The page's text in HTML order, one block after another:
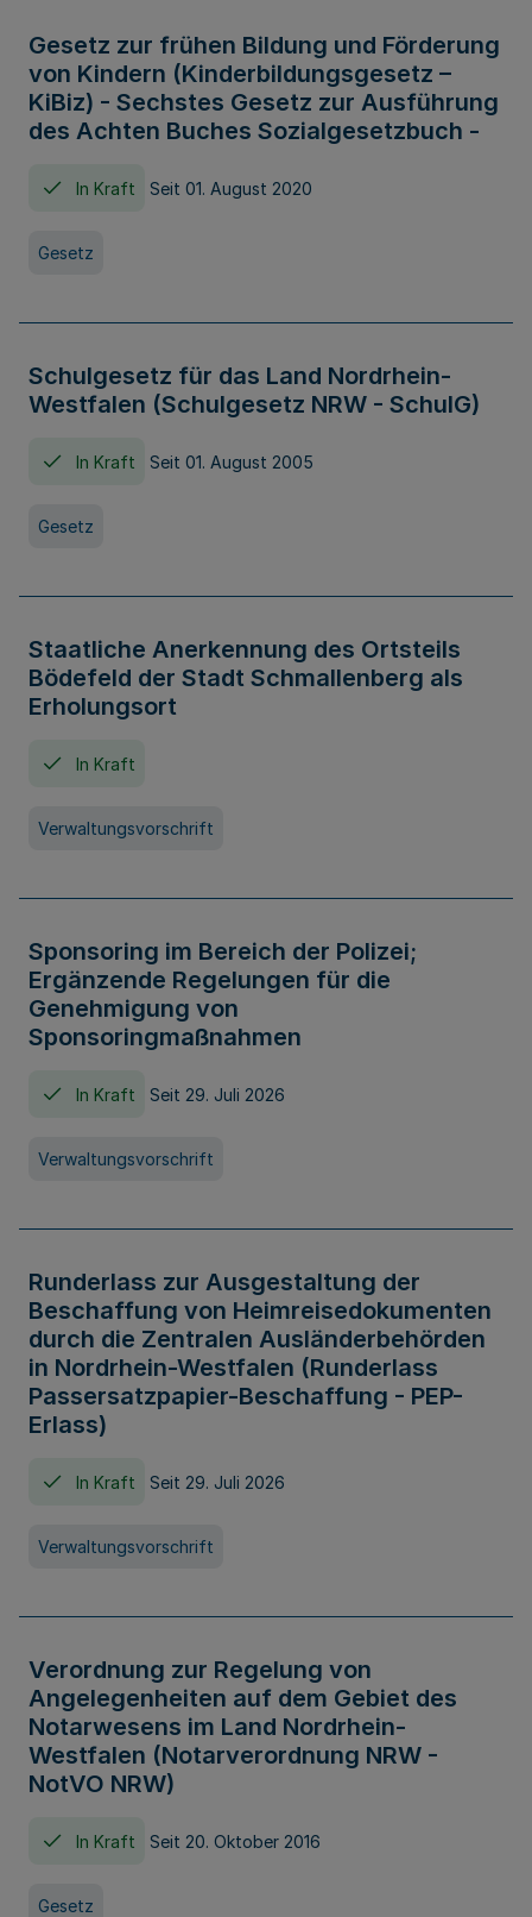
Gesetz zur frühen Bildung und Förderung
von Kindern (Kinderbildungsgesetz –
KiBiz) - Sechstes Gesetz zur Ausführung
des Achten Buches Sozialgesetzbuch -
In Kraft Seit 01. August 2020
Gesetz
Schulgesetz für das Land Nordrhein-
Westfalen (Schulgesetz NRW - SchulG)
In Kraft Seit 01. August 2005
Gesetz
Staatliche Anerkennung des Ortsteils
Bödefeld der Stadt Schmallenberg als
Erholungsort
In Kraft
Verwaltungsvorschrift
Sponsoring im Bereich der Polizei;
Ergänzende Regelungen für die
Genehmigung von
Sponsoringmaßnahmen
In Kraft Seit 29. Juli 2026
Verwaltungsvorschrift
Runderlass zur Ausgestaltung der
Beschaffung von Heimreisedokumenten
durch die Zentralen Ausländerbehörden
in Nordrhein-Westfalen (Runderlass
Passersatzpapier-Beschaffung - PEP-
Erlass)
In Kraft Seit 29. Juli 2026
Verwaltungsvorschrift
Verordnung zur Regelung von
Angelegenheiten auf dem Gebiet des
Notarwesens im Land Nordrhein-
Westfalen (Notarverordnung NRW -
NotVO NRW)
In Kraft Seit 20. Oktober 2016
Gesetz